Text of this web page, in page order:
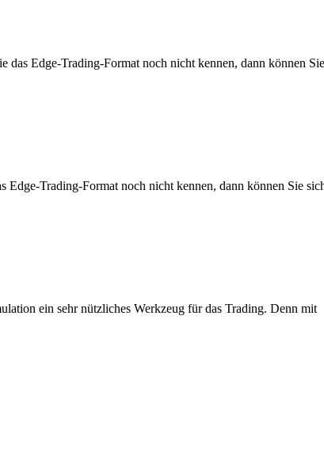
das Edge-Trading-Format noch nicht kennen, dann können Sie
Trading-Format noch nicht kennen, dann können Sie
ein sehr nützliches Werkzeug für das Trading. Denn mit